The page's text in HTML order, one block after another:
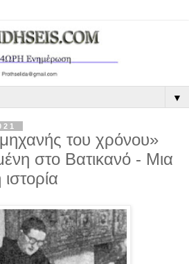
▼
του χρόνου»
στο Βατικανό - Μια